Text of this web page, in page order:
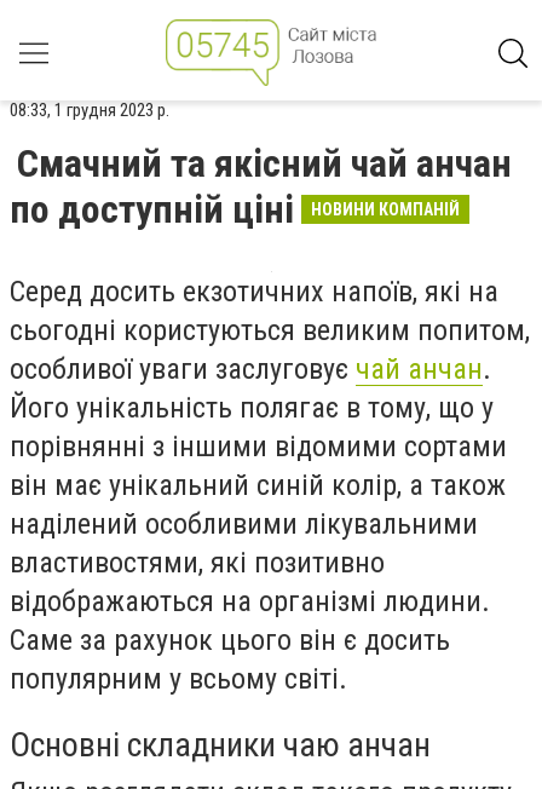
08:33, 1 грудня 2023 р.
Смачний та якісний чай анчан
по доступній ціні
НОВИНИ КОМПАНІЙ
Серед досить екзотичних напоїв, які на
сьогодні користуються великим попитом,
особливої уваги заслуговує чай анчан.
Його унікальність полягає в тому, що у
порівнянні з іншими відомими сортами
він має унікальний синій колір, а також
наділений особливими лікувальними
властивостями, які позитивно
відображаються на організмі людини.
Саме за рахунок цього він є досить
популярним у всьому світі.
Основні складники чаю анчан